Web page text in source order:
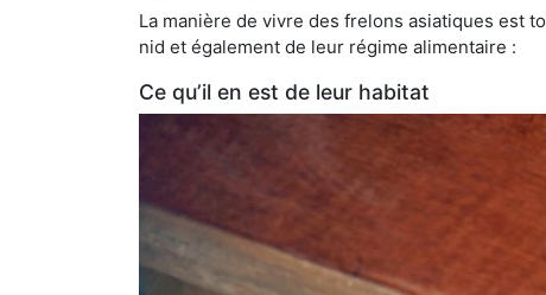
La manière de vivre des frelons asiatiques est
nid et également de leur régime alimentaire :
Ce qu’il en est de leur habitat